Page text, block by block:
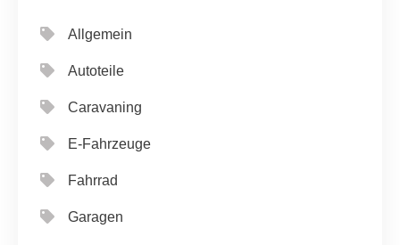
Allgemein
Autoteile
Caravaning
E-Fahrzeuge
Fahrrad
Garagen